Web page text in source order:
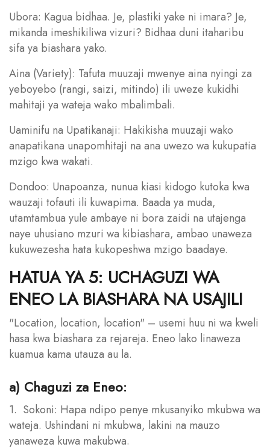
Ubora: Kagua bidhaa. Je, plastiki yake ni imara? Je,
mikanda imeshikiliwa vizuri? Bidhaa duni itaharibu
sifa ya biashara yako.
Aina (Variety): Tafuta muuzaji mwenye aina nyingi za
yeboyebo (rangi, saizi, mitindo) ili uweze kukidhi
mahitaji ya wateja wako mbalimbali.
Uaminifu na Upatikanaji: Hakikisha muuzaji wako
anapatikana unapomhitaji na ana uwezo wa kukupatia
mzigo kwa wakati.
Dondoo: Unapoanza, nunua kiasi kidogo kutoka kwa
wauzaji tofauti ili kuwapima. Baada ya muda,
utamtambua yule ambaye ni bora zaidi na utajenga
naye uhusiano mzuri wa kibiashara, ambao unaweza
kukuwezesha hata kukopeshwa mzigo baadaye.
HATUA YA 5: UCHAGUZI WA
ENEO LA BIASHARA NA USAJILI
"Location, location, location" – usemi huu ni wa kweli
hasa kwa biashara za rejareja. Eneo lako linaweza
kuamua kama utauza au la.
a) Chaguzi za Eneo:
1. Sokoni: Hapa ndipo penye mkusanyiko mkubwa wa
wateja. Ushindani ni mkubwa, lakini na mauzo
yanaweza kuwa makubwa.